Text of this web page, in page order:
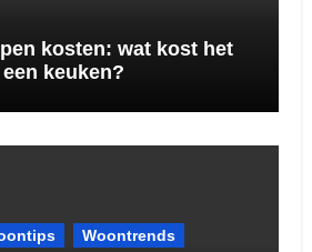
kosten: wat kost het
keuken?
Woontrends